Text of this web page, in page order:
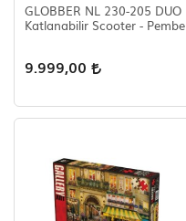
Scooter Çeşitleri
GLOBBER NL 230-205 DUO
Katlanabilir Scooter - Pembe
9.999,00